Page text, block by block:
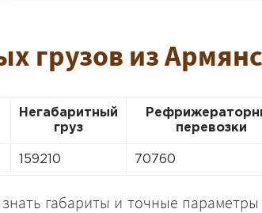
грузов из
Негабаритный
груз
перевозки
159210 70760
габариты и точные